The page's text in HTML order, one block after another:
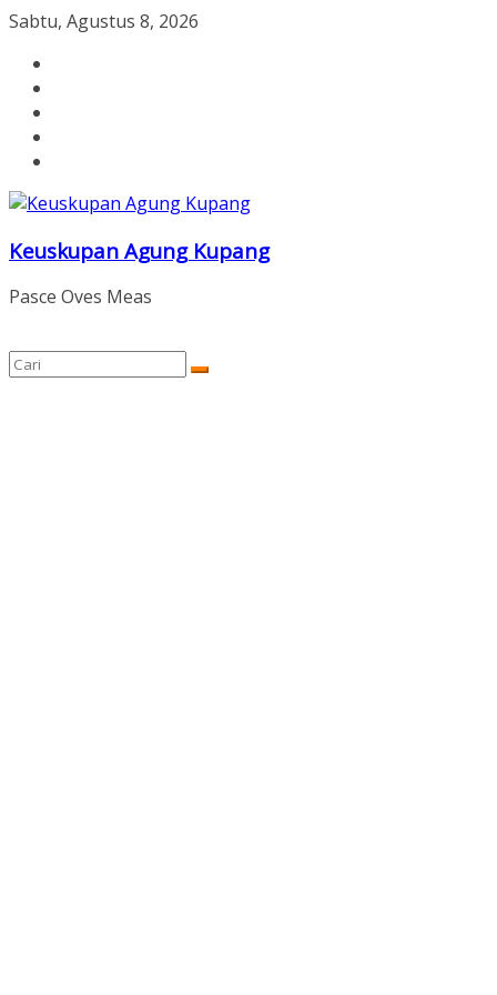
Skip
content
Sabtu, Agustus 8, 2026
Keuskupan Agung Kupang
Pasce Oves Meas